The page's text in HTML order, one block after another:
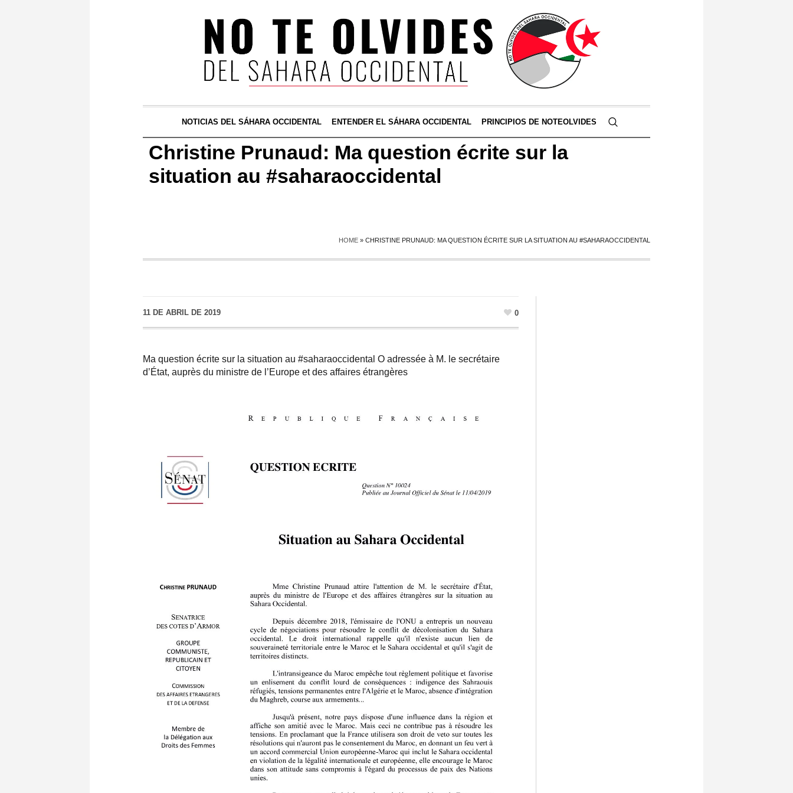
NOTICIAS DEL SÁHARA OCCIDENTAL ENTENDER EL SÁHARA OCCIDENTAL PRINCIPIOS DE NOTEOLVIDES
Christine Prunaud: Ma question écrite sur la
situation au #saharaoccidental
HOME » CHRISTINE PRUNAUD: MA QUESTION ÉCRITE SUR LA SITUATION AU #SAHARAOCCIDENTAL
11 DE ABRIL DE 2019 0
Ma question écrite sur la situation au #saharaoccidental O adressée à M. le secrétaire
d’État, auprès du ministre de l’Europe et des affaires étrangères